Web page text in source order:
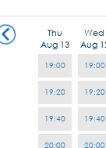
Wed
Aug
19:00
19:20
19:40
20:00
Thu
Aug 13
19:00
19:20
19:40
20:00